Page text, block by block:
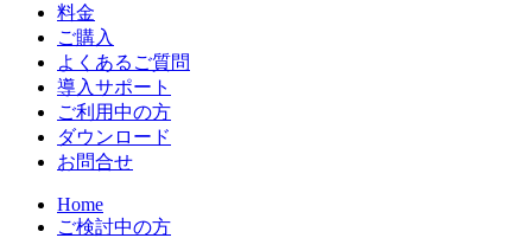
料金
ご購入
よくあるご質問
導入サポート
ご利用中の方
ダウンロード
お問合せ
Home
ご検討中の方